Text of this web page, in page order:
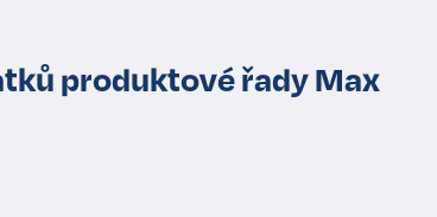
produktové řady Max